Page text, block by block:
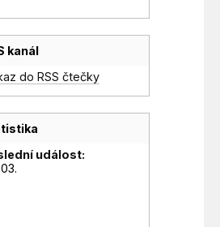
kanál
do RSS čtečky
událost: